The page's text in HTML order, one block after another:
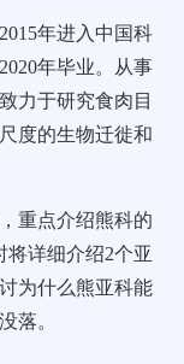
2015年进入中国科
2020年毕业。从事
力于研究食肉目
度的生物迁徙和
重点介绍熊科的
将详细介绍2个亚
为什么熊亚科能
落。